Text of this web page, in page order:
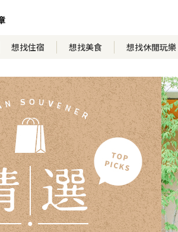
想找住宿 想找美食 想找休閒玩樂